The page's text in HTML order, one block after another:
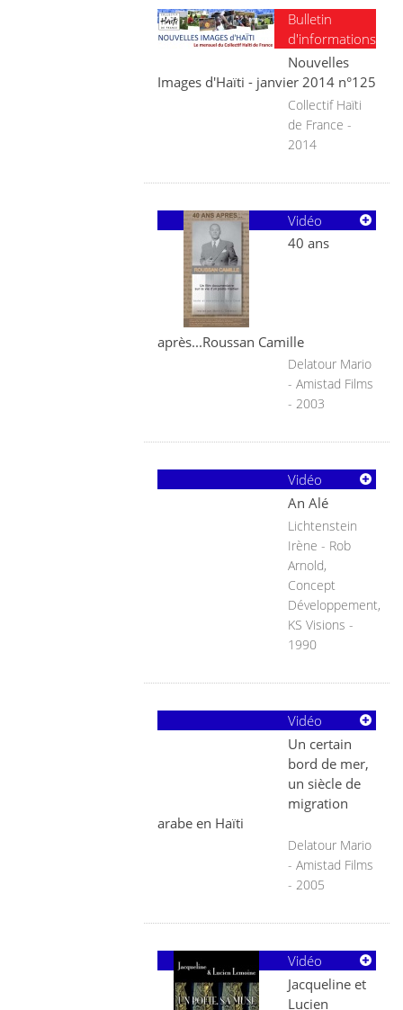
Bulletin
d'informations
Nouvelles
Images d'Haïti - janvier 2014 n°125
Collectif Haïti
de France -
2014
Vidéo
40 ans
après...Roussan Camille
Delatour Mario
- Amistad Films
- 2003
Vidéo
An Alé
Lichtenstein
Irène - Rob
Arnold,
Concept
Développement,
KS Visions -
1990
Vidéo
Un certain
bord de mer,
un siècle de
migration
arabe en Haïti
Delatour Mario
- Amistad Films
- 2005
Vidéo
Jacqueline et
Lucien